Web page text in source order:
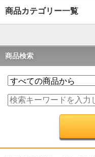
商品カテゴリー一覧
商品検索